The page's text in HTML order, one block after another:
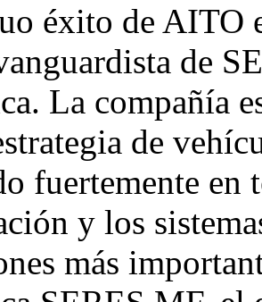
éxito de AITO
de
La compañía
de
fuertemente en
y los
más